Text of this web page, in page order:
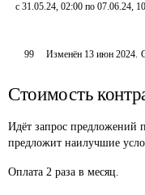
с 31.05.24, 02:00 по 07.06.24,
99 Изменён 13 июн 2024.
Стоимость
Идёт запрос предложений
предложит наилучшие
Оплата 2 раза в месяц.